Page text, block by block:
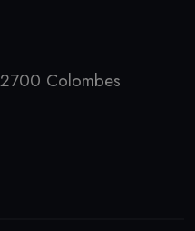
Colombes